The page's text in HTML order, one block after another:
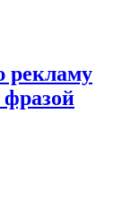
рекламу